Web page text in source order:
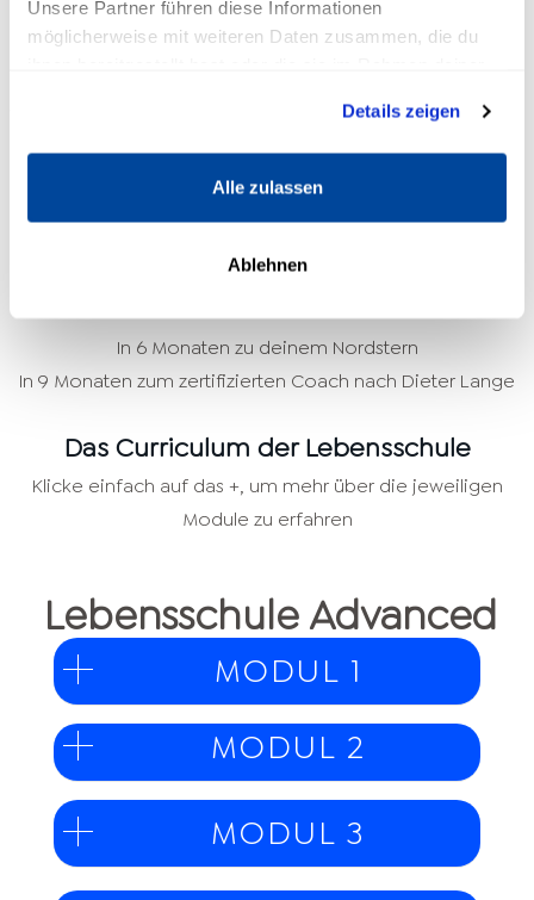
Unsere Partner führen diese Informationen
möglicherweise mit weiteren Daten zusammen, die du
Details zeigen
Alle zulassen
Ablehnen
kennenzulernen und dein persönliches Netzwerk zu
erweitern.
Wir bieten das Seminar alle 6 bis 8 Monate an und du
kannst dir einen passenden Termin aussuchen. Dieter
Lange live und in Farbe zu erleben, ist ein besonderes
Erlebnis, das du nicht verpassen solltest!
In 6 Monaten zu deinem Nordstern
In 9 Monaten zum zertifizierten Coach nach Dieter Lange
Das Curriculum der Lebensschule
Klicke einfach auf das +, um mehr über die jeweiligen
Module zu erfahren
Lebensschule Advanced
MODUL 1
MODUL 2
MODUL 3